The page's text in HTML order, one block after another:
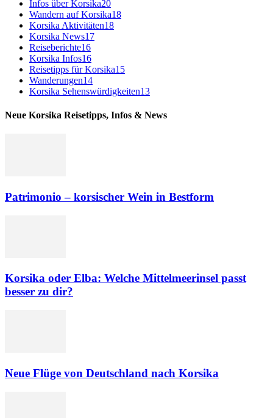
Infos über Korsika20
Wandern auf Korsika18
Korsika Aktivitäten18
Korsika News17
Reiseberichte16
Korsika Infos16
Reisetipps für Korsika15
Wanderungen14
Korsika Sehenswürdigkeiten13
Neue Korsika Reisetipps, Infos & News
Patrimonio – korsischer Wein in Bestform
Korsika oder Elba: Welche Mittelmeerinsel passt
besser zu dir?
Neue Flüge von Deutschland nach Korsika